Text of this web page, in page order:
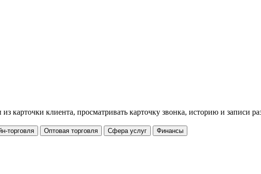
карточки клиента, просматривать карточку звонка, историю и записи
торговля Оптовая торговля Сфера услуг Финансы